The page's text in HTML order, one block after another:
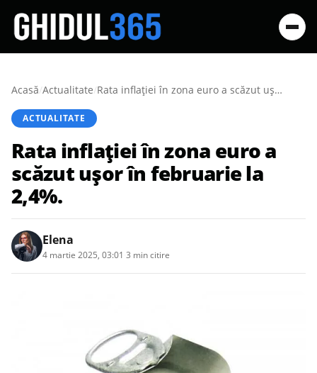
Acasă/Actualitate/ Rata inflației în zona euro a scăzut ușor în februarie la 2,4%.
ACTUALITATE
Rata inflației în zona euro a
scăzut ușor în februarie la
2,4%.
Elena
4 martie 2025, 03:01 3 min citire